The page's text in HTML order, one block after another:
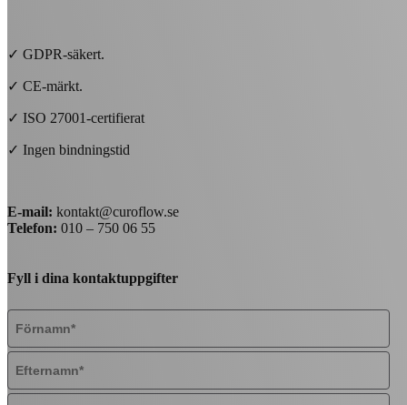
✓ GDPR-säkert.
✓ CE-märkt.
✓ ISO 27001-certifierat
✓ Ingen bindningstid
E-mail: kontakt@curoflow.se
Telefon: 010 – 750 06 55
Fyll i dina kontaktuppgifter